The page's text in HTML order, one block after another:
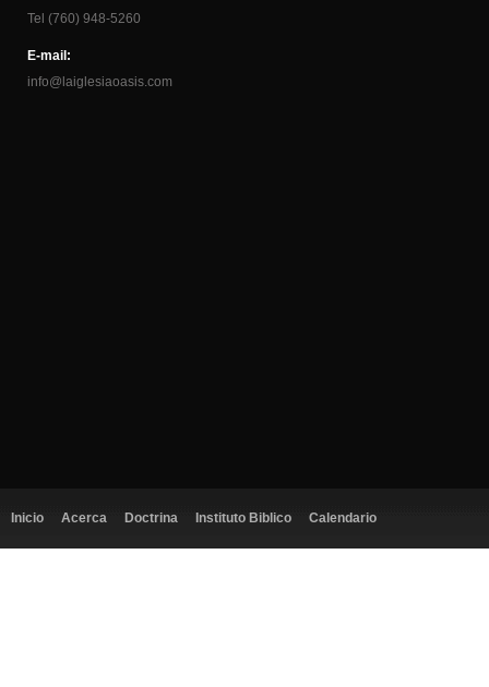
Tel (760) 948-5260
E-mail:
info@laiglesiaoasis.com
Inicio Acerca Doctrina Instituto Biblico Calendario